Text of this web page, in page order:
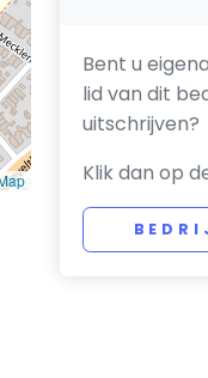
Bent u
lid van dit
uitschrijven?
Klik dan op